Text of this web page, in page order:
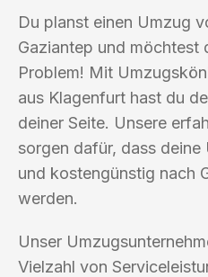
Du planst einen Umzug
Gaziantep und möchtest
Problem! Mit
aus Klagenfurt hast du
deiner Seite. Unsere
sorgen dafür, dass
und kostengünstig nach
werden.
Unser
Vielzahl von